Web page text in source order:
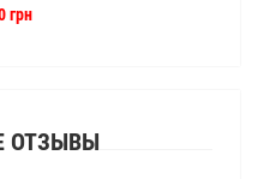
грн
ОТЗЫВЫ